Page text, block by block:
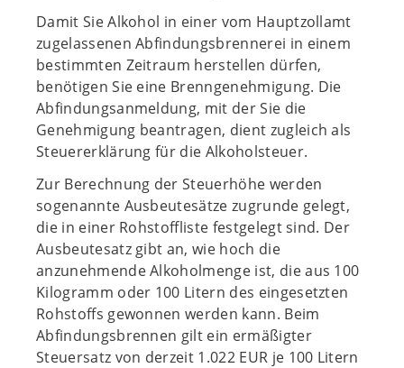
Damit Sie Alkohol in einer vom Hauptzollamt
zugelassenen Abfindungsbrennerei in einem
bestimmten Zeitraum herstellen dürfen,
benötigen Sie eine Brenngenehmigung. Die
Abfindungsanmeldung, mit der Sie die
Genehmigung beantragen, dient zugleich als
Steuererklärung für die Alkoholsteuer.
Zur Berechnung der Steuerhöhe werden
sogenannte Ausbeutesätze zugrunde gelegt,
die in einer Rohstoffliste festgelegt sind. Der
Ausbeutesatz gibt an, wie hoch die
anzunehmende Alkoholmenge ist, die aus 100
Kilogramm oder 100 Litern des eingesetzten
Rohstoffs gewonnen werden kann. Beim
Abfindungsbrennen gilt ein ermäßigter
Steuersatz von derzeit 1.022 EUR je 100 Litern